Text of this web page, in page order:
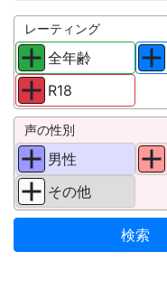
レーティング
全年齢
R18
声の性別
男性
その他